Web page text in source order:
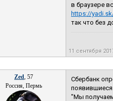
в браузере
https://
так что без
11 сентября
Zed, 57
Россия, Пермь
Сбербанк
появившиеся
"Мы